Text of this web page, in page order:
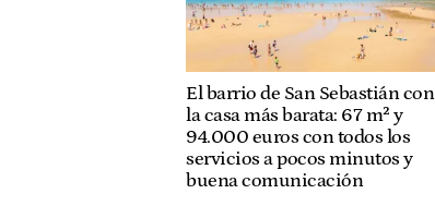
El barrio de San Sebastián con
la casa más barata: 67 m² y
94.000 euros con todos los
servicios a pocos minutos y
buena comunicación